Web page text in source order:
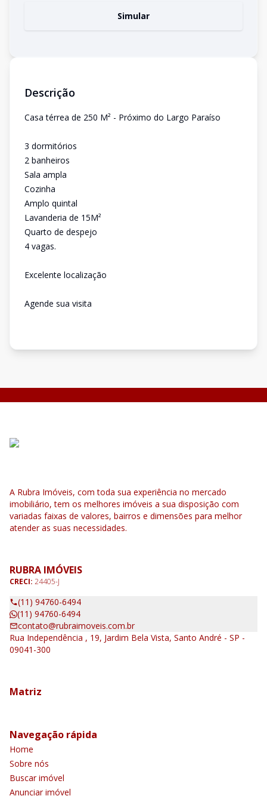
Simular
Descrição
Casa térrea de 250 M² - Próximo do Largo Paraíso
3 dormitórios
2 banheiros
Sala ampla
Cozinha
Amplo quintal
Lavanderia de 15M²
Quarto de despejo
4 vagas.
Excelente localização
Agende sua visita
A Rubra Imóveis, com toda sua experiência no mercado
imobiliário, tem os melhores imóveis a sua disposição com
variadas faixas de valores, bairros e dimensões para melhor
atender as suas necessidades.
RUBRA IMÓVEIS
CRECI: 24405-J
(11) 94760-6494
(11) 94760-6494
contato@rubraimoveis.com.br
Rua Independência , 19, Jardim Bela Vista, Santo André - SP -
09041-300
Matriz
Navegação rápida
Home
Sobre nós
Buscar imóvel
Anunciar imóvel